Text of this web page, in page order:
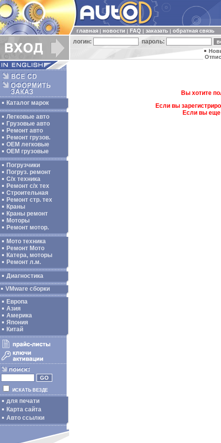
главная новости FAQ заказать обратная связь
логин: пароль:
Каталог марок
Легковые авто
Грузовые авто
Ремонт авто
Ремонт грузов.
ОЕМ легковые
OEM грузовые
Погрузчики
Погруз. ремонт
С/х техника
Ремонт с/х тех
Строительная
Ремонт стр. тех
Краны
Краны ремонт
Моторы
Ремонт мотор.
Мото техника
Ремонт Мото
Катера, моторы
Ремонт л.м.
Диагностика
VMware сборки
Европа
Азия
Америка
Япония
Китай
ИСКАТЬ ВЕЗДЕ
для печати
Карта сайта
Авто ссылки
Вы хотите
Если вы
Если вы еще